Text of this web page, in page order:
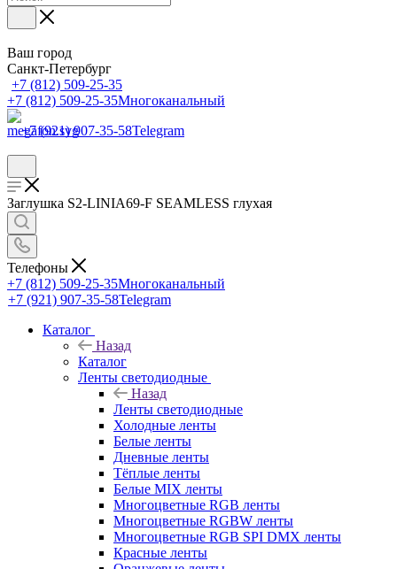
Ваш город
Санкт-Петербург
+7 (812) 509-25-35
+7 (812) 509-25-35Многоканальный
+7 (921) 907-35-58Telegram
Заглушка S2-LINIA69-F SEAMLESS глухая
Телефоны
+7 (812) 509-25-35Многоканальный
+7 (921) 907-35-58Telegram
Каталог
Назад
Каталог
Ленты светодиодные
Назад
Ленты светодиодные
Холодные ленты
Белые ленты
Дневные ленты
Тёплые ленты
Белые MIX ленты
Многоцветные RGB ленты
Многоцветные RGBW ленты
Многоцветные RGB SPI DMX ленты
Красные ленты